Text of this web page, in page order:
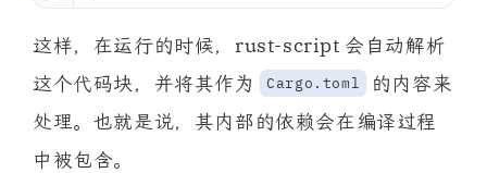
这样，在运行的时候，rust-script 会自动解析
这个代码块，并将其作为
Cargo.toml
的内容来
处理。也就是说，其内部的依赖会在编译过程
中被包含。